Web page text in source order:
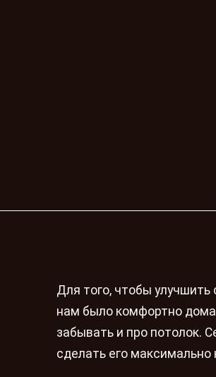
Для того, чтобы
нам было комфортно дома
забывать и про потолок.
сделать его